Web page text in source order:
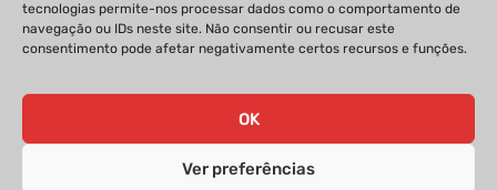
tecnologias permite-nos processar dados como o comportamento de
navegação ou IDs neste site. Não consentir ou recusar este
consentimento pode afetar negativamente certos recursos e funções.
OK
Ver preferências
PRIVACIDADE FICHA TÉCNICA
ESTATUTO EDITORIAL